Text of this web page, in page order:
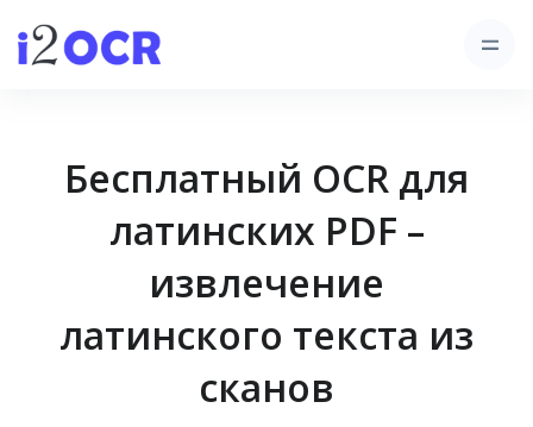
Бесплатный OCR для
латинских PDF –
извлечение
латинского текста из
сканов